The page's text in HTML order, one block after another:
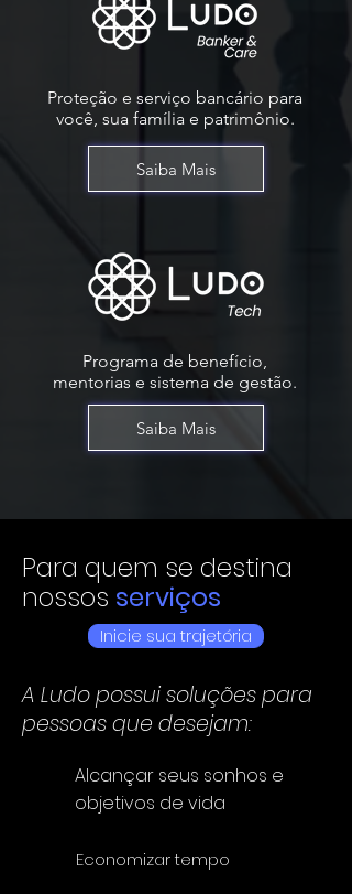
Proteção e serviço bancário para
você, sua família e patrimônio.
Saiba Mais
Programa de benefício,
mentorias e sistema de gestão.
Saiba Mais
Para quem se destina
nossos serviços
Inicie sua trajetória
A Ludo possui soluções para
pessoas que desejam:
Alcançar seus sonhos e
objetivos de vida
Economizar tempo